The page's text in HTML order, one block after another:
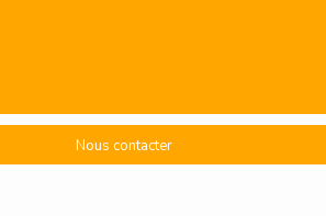
Nous contacter